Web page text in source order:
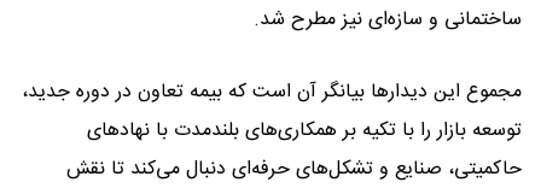
ساختمانی و سازه‌ای نیز مطرح شد.
مجموع این دیدارها بیانگر آن است که بیمه تعاون در دوره جدید،
توسعه بازار را با تکیه بر همکاری‌های بلندمدت با نهادهای
حاکمیتی، صنایع و تشکل‌های حرفه‌ای دنبال می‌کند تا نقش